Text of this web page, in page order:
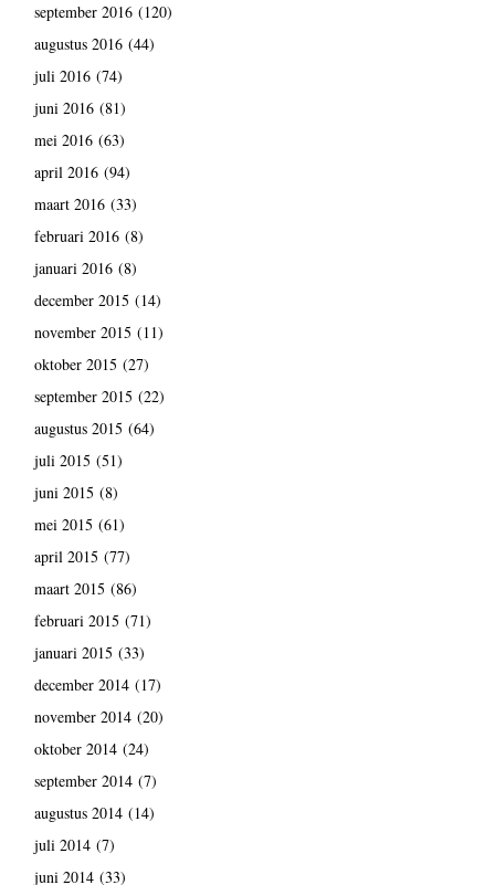
september 2016(120)
augustus 2016(44)
juli 2016(74)
juni 2016(81)
mei 2016(63)
april 2016(94)
maart 2016(33)
februari 2016(8)
januari 2016(8)
december 2015 (14)
november 2015 (11)
oktober 2015 (27)
september 2015 (22)
augustus 2015 (64)
juli 2015 (51)
juni 2015 (8)
mei 2015 (61)
april 2015 (77)
maart 2015 (86)
februari 2015 (71)
januari 2015 (33)
december 2014(17)
november 2014(20)
oktober 2014(24)
september 2014(7)
augustus 2014(14)
juli 2014(7)
juni 2014(33)